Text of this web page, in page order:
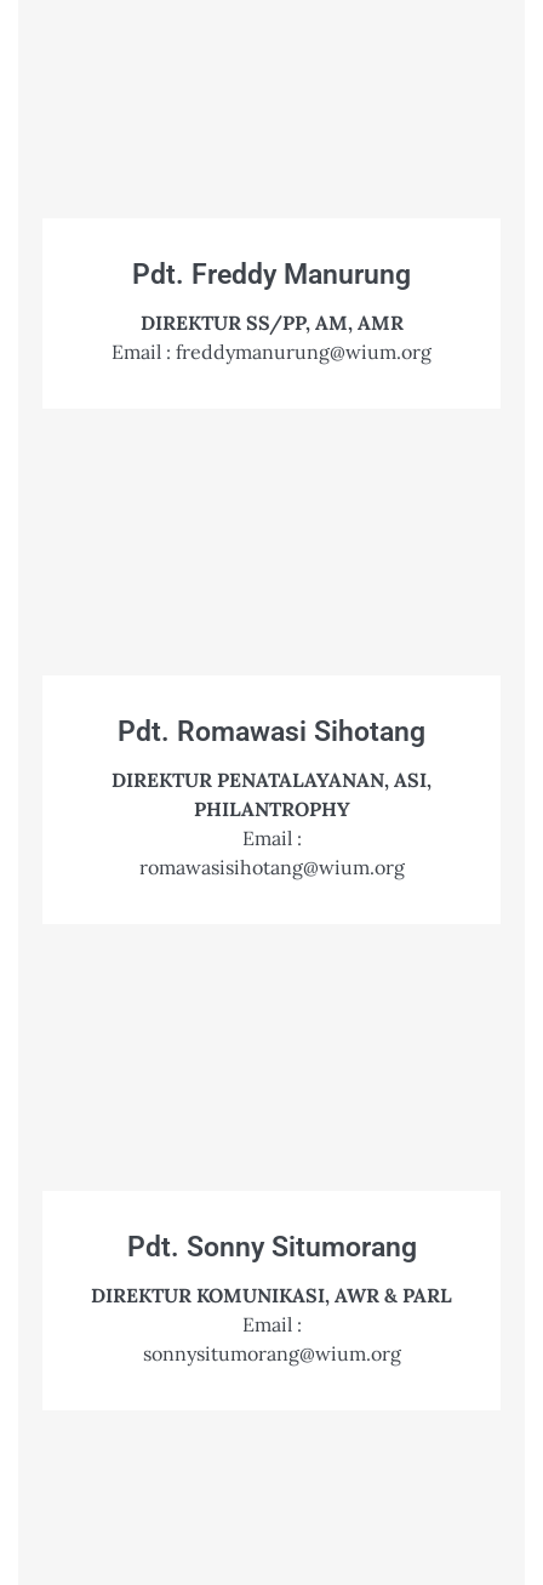
Pdt. Freddy Manurung
DIREKTUR SS/PP, AM, AMR
Email : freddymanurung@wium.org
Pdt. Romawasi Sihotang
DIREKTUR PENATALAYANAN, ASI,
PHILANTROPHY
Email :
romawasisihotang@wium.org
Pdt. Sonny Situmorang
DIREKTUR KOMUNIKASI, AWR & PARL
Email :
sonnysitumorang@wium.org